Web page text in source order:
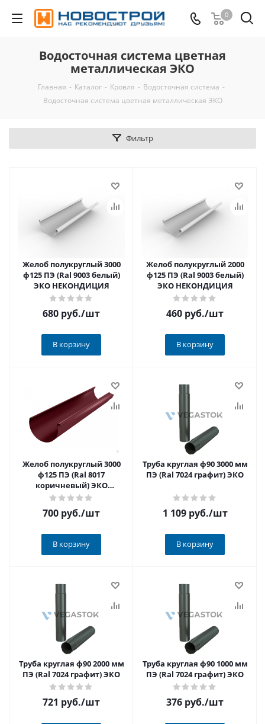
0
Водосточная система цветная
металлическая ЭКО
Главная - Каталог - Кровля - Водосточная система -
Водосточная система цветная металлическая ЭКО
Фильтр
Желоб полукруглый 3000
ф125 ПЭ (Ral 9003 белый)
ЭКО НЕКОНДИЦИЯ
680 руб./шт
В корзину
Желоб полукруглый 2000
ф125 ПЭ (Ral 9003 белый)
ЭКО НЕКОНДИЦИЯ
460 руб./шт
В корзину
Желоб полукруглый 3000
ф125 ПЭ (Ral 8017
коричневый) ЭКО
НЕКОНДИЦИЯ
700 руб./шт
В корзину
Труба круглая ф90 3000 мм
ПЭ (Ral 7024 графит) ЭКО
1 109 руб./шт
В корзину
Труба круглая ф90 2000 мм
ПЭ (Ral 7024 графит) ЭКО
721 руб./шт
Труба круглая ф90 1000 мм
ПЭ (Ral 7024 графит) ЭКО
376 руб./шт